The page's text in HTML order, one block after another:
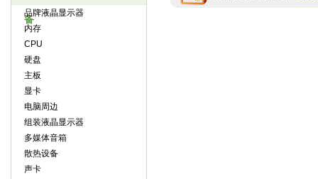
备
品牌液晶显示器
内存
CPU
硬盘
主板
显卡
电脑周边
组装液晶显示器
多媒体音箱
散热设备
声卡